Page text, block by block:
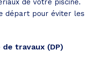
de votre piscine.
départ pour éviter les
travaux (DP)